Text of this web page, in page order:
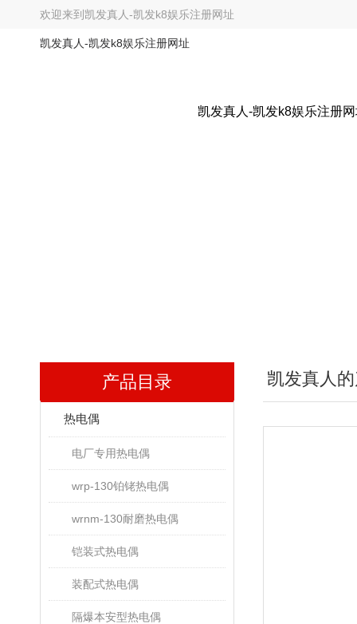
欢迎来到 凯发真人-凯发k8娱乐注册网址
凯发真人-凯发k8娱乐注册网址
凯发真人-凯发k8娱乐注册
产品目录
热电偶
电厂专用热电偶
wrp-130铂铑热电偶
wrnm-130耐磨热电偶
铠装式热电偶
装配式热电偶
隔爆本安型热电偶
凯发真人